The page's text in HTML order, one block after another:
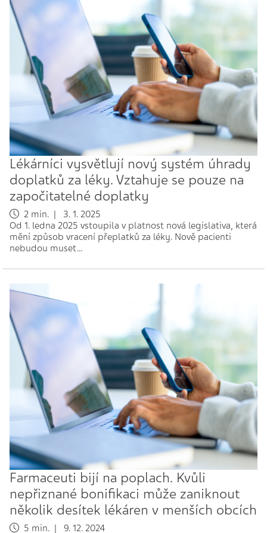
Lékárníci vysvětlují nový systém úhrady
doplatků za léky. Vztahuje se pouze na
započitatelné doplatky
2 min. | 3. 1. 2025
Od 1. ledna 2025 vstoupila v platnost nová legislativa, která
mění způsob vracení přeplatků za léky. Nově pacienti
nebudou muset…
Farmaceuti bijí na poplach. Kvůli
nepřiznané bonifikaci může zaniknout
několik desítek lékáren v menších obcích
5 min. | 9. 12. 2024